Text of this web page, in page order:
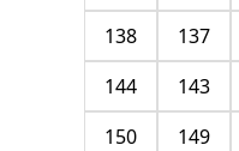
137
138
143
144
149
150